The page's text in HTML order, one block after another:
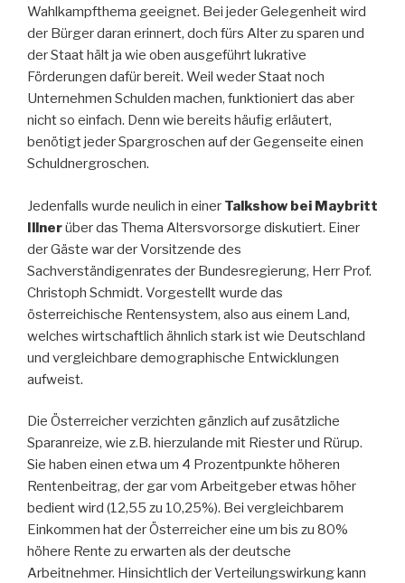
Wahlkampfthema geeignet. Bei jeder Gelegenheit wird
der Bürger daran erinnert, doch fürs Alter zu sparen und
der Staat hält ja wie oben ausgeführt lukrative
Förderungen dafür bereit. Weil weder Staat noch
Unternehmen Schulden machen, funktioniert das aber
nicht so einfach. Denn wie bereits häufig erläutert,
benötigt jeder Spargroschen auf der Gegenseite einen
Schuldnergroschen.
Jedenfalls wurde neulich in einer Talkshow bei Maybritt
Illnerüber das Thema Altersvorsorge diskutiert. Einer
der Gäste war der Vorsitzende des
Sachverständigenrates der Bundesregierung, Herr Prof.
Christoph Schmidt. Vorgestellt wurde das
österreichische Rentensystem, also aus einem Land,
welches wirtschaftlich ähnlich stark ist wie Deutschland
und vergleichbare demographische Entwicklungen
aufweist.
Die Österreicher verzichten gänzlich auf zusätzliche
Sparanreize, wie z.B. hierzulande mit Riester und Rürup.
Sie haben einen etwa um 4 Prozentpunkte höheren
Rentenbeitrag, der gar vom Arbeitgeber etwas höher
bedient wird (12,55 zu 10,25%). Bei vergleichbarem
Einkommen hat der Österreicher eine um bis zu 80%
höhere Rente zu erwarten als der deutsche
Arbeitnehmer. Hinsichtlich der Verteilungswirkung kann